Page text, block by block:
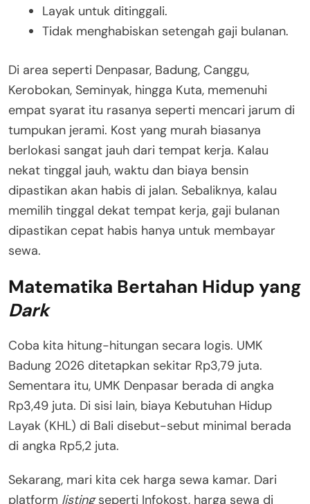
Layak untuk ditinggali.
Tidak menghabiskan setengah gaji bulanan.
Di area seperti Denpasar, Badung, Canggu,
Kerobokan, Seminyak, hingga Kuta, memenuhi
empat syarat itu rasanya seperti mencari jarum di
tumpukan jerami. Kost yang murah biasanya
berlokasi sangat jauh dari tempat kerja. Kalau
nekat tinggal jauh, waktu dan biaya bensin
dipastikan akan habis di jalan. Sebaliknya, kalau
memilih tinggal dekat tempat kerja, gaji bulanan
dipastikan cepat habis hanya untuk membayar
sewa.
Matematika Bertahan Hidup yang
Dark
Coba kita hitung-hitungan secara logis. UMK
Badung 2026 ditetapkan sekitar Rp3,79 juta.
Sementara itu, UMK Denpasar berada di angka
Rp3,49 juta. Di sisi lain, biaya Kebutuhan Hidup
Layak (KHL) di Bali disebut-sebut minimal berada
di angka Rp5,2 juta.
Sekarang, mari kita cek harga sewa kamar. Dari
platform listingseperti Infokost, harga sewa di